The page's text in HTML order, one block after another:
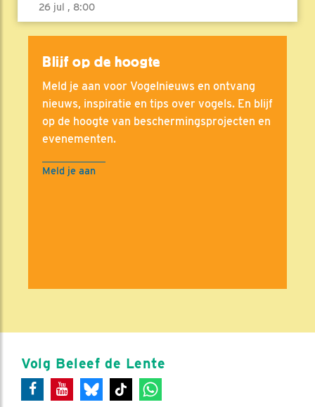
26 jul , 8:00
Blijf op de hoogte
Meld je aan voor Vogelnieuws en ontvang
nieuws, inspiratie en tips over vogels. En blijf
op de hoogte van beschermingsprojecten en
evenementen.
Meld je aan
Volg Beleef de Lente